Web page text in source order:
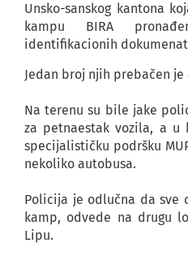
Unsko-sanskog kantona
kampu BIRA
identifikacionih
Jedan broj njih prebačen
Na terenu su bile jake
za petnaestak vozila, a u
specijalističku podršku
nekoliko autobusa.
Policija je odlučna da sve
kamp, odvede na drugu
Lipu.